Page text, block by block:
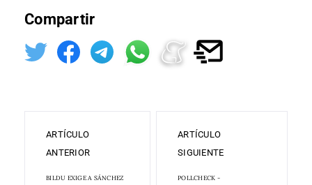
Compartir
ARTÍCULO
ANTERIOR
BILDU EXIGE A SÁNCHEZ
ARTÍCULO
SIGUIENTE
POLLCHECK -